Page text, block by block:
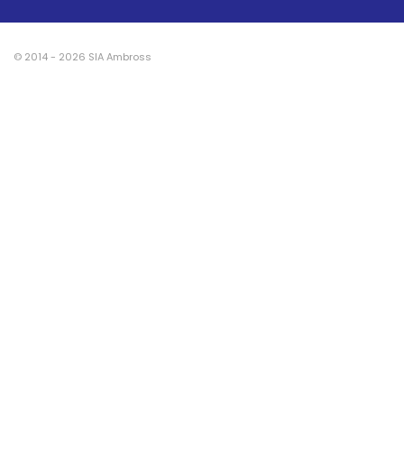
© 2014 - 2026 SIA Ambross